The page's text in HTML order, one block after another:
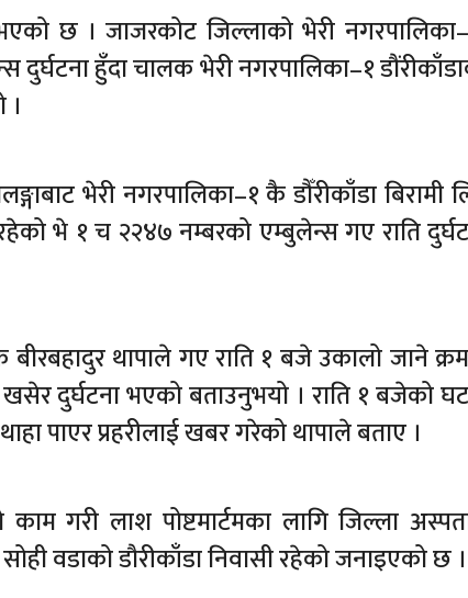
छ । जाजरकोट जिल्लाको भेरी
हुँदा चालक भेरी नगरपालिका–१
भेरी नगरपालिका–१ कै डौँरीकाँडा बिरामी
भे १ च २२४७ नम्बरको एम्बुलेन्स गए राति
बीरबहादुर थापाले गए राति १ बजे उकालो जाने
दुर्घटना भएको बताउनुभयो । राति १ बजेको
पाएर प्रहरीलाई खबर गरेको थापाले बताए ।
गरी लाश पोष्टमार्टमका लागि जिल्ला
वडाको डौरीकाँडा निवासी रहेको जनाइएको छ ।